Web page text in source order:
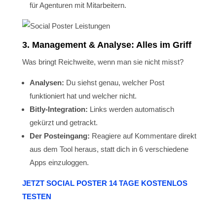
für Agenturen mit Mitarbeitern.
3. Management & Analyse: Alles im Griff
Was bringt Reichweite, wenn man sie nicht misst?
Analysen: Du siehst genau, welcher Post
funktioniert hat und welcher nicht.
Bitly-Integration: Links werden automatisch
gekürzt und getrackt.
Der Posteingang: Reagiere auf Kommentare direkt
aus dem Tool heraus, statt dich in 6 verschiedene
Apps einzuloggen.
JETZT SOCIAL POSTER 14 TAGE KOSTENLOS
TESTEN